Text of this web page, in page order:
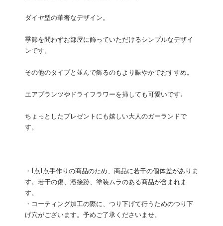
ダイヤ型の華奢なデザイン。
季節を問わずお部屋に飾っていただけるシンプルなデザイ
ンです。
その他のタイプと並んで飾るのもより賑やかでおすすめ。
エアプランツやドライフラワーを挿しても可愛いです♩
ちょっとしたプレゼントにも嬉しい大人のガーランドで
す。
・1点1点手作りの商品のため、商品に若干の個体差がありま
す。若干の傷、溶接跡、塗装ムラのある商品が含まれま
す。
・コーティング加工の際に、つり下げて行うためのつり下
げ穴がございます。予めご了承くださいませ。